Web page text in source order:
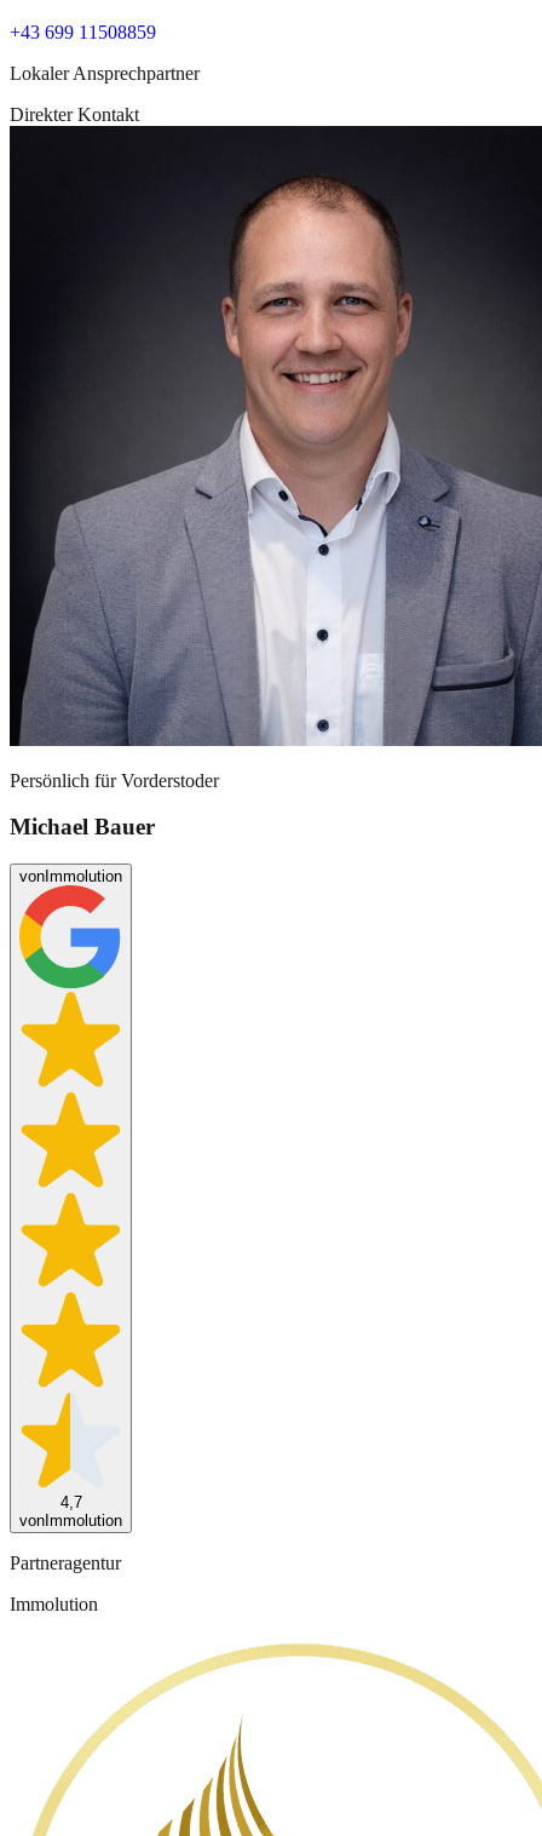
+43 699 11508859
Lokaler Ansprechpartner
Direkter Kontakt
Persönlich fürVorderstoder
Michael Bauer
von Immolution
4,7
vonImmolution
Partneragentur
Immolution